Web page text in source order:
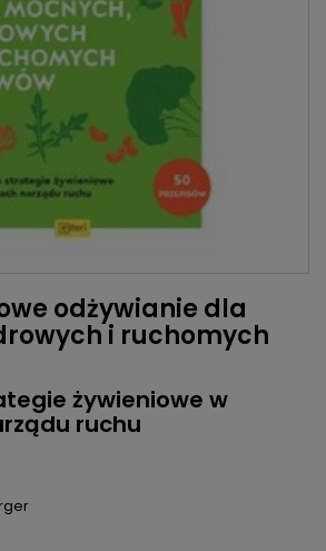
odżywianie dla
i ruchomych
żywieniowe w
ruchu